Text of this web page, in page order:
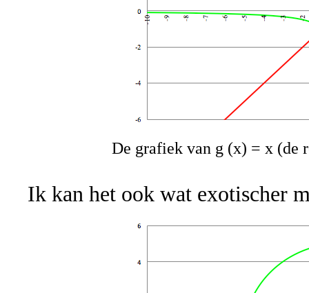
De grafiek van g (x) = x (de
Ik kan het ook wat exotischer